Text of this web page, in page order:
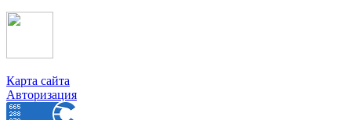
Карта сайта
Авторизация